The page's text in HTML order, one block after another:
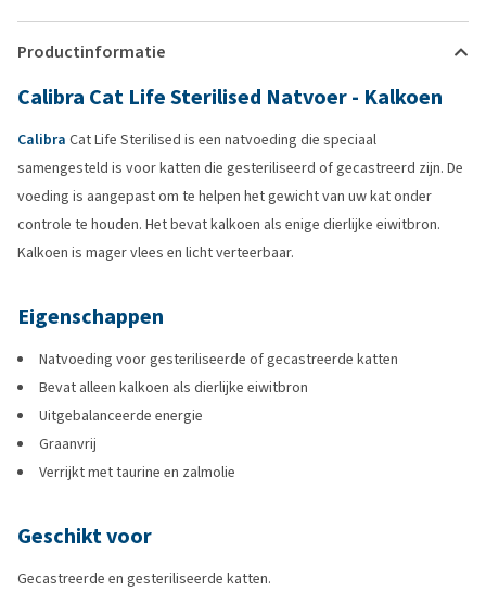
Productinformatie
Calibra Cat Life Sterilised Natvoer - Kalkoen
Calibra Cat Life Sterilised is een natvoeding die speciaal
samengesteld is voor katten die gesteriliseerd of gecastreerd zijn. De
voeding is aangepast om te helpen het gewicht van uw kat onder
controle te houden. Het bevat kalkoen als enige dierlijke eiwitbron.
Kalkoen is mager vlees en licht verteerbaar.
Eigenschappen
Natvoeding voor gesteriliseerde of gecastreerde katten
Bevat alleen kalkoen als dierlijke eiwitbron
Uitgebalanceerde energie
Graanvrij
Verrijkt met taurine en zalmolie
Geschikt voor
Gecastreerde en gesteriliseerde katten.